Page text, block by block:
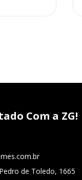
Com a ZG!
de Toledo, 1665